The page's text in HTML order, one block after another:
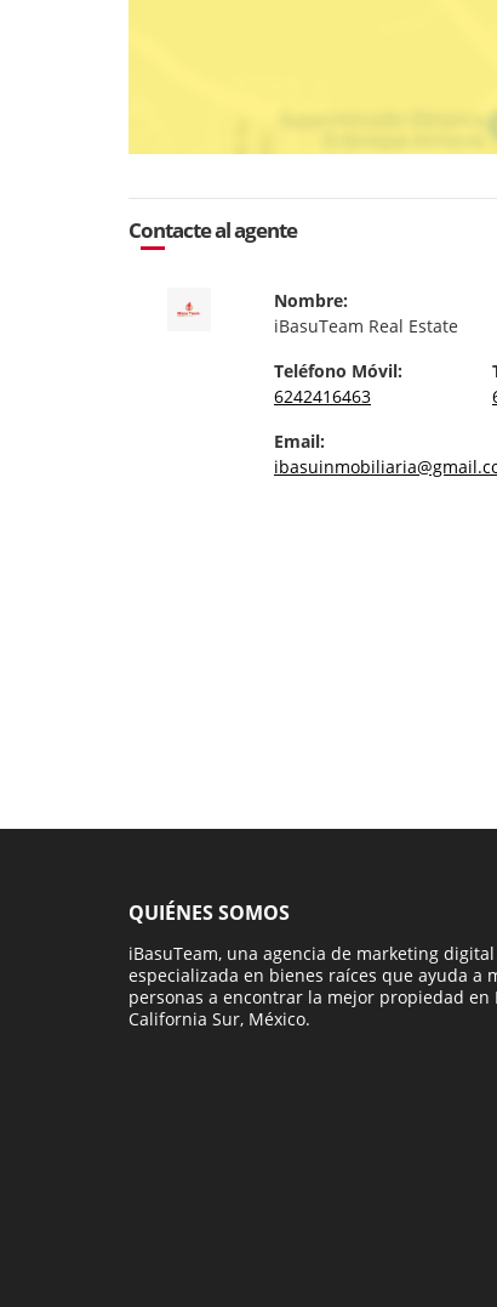
Contacte al agente
Nombre:
iBasuTeam Real Estate
Teléfono Móvil:
6242416463
Email:
QUIÉNES SOMOS
iBasuTeam, una agencia de marketing digital
especializada en bienes raíces que ayuda a
personas a encontrar la mejor propiedad en
California Sur, México.